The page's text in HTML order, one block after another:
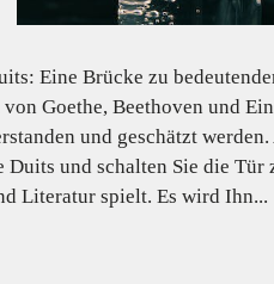
Eine Brücke zu
Goethe, Beethoven und
und geschätzt werden.
und schalten Sie die Tür
Literatur spielt. Es wird Ihn...